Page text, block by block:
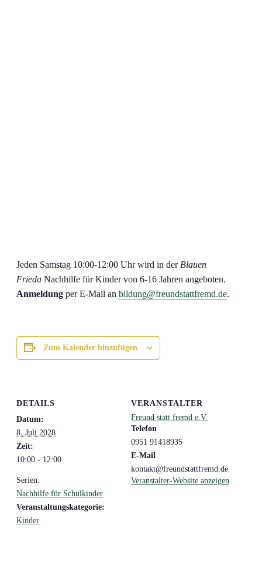
Jeden Samstag 10:00-12:00 Uhr wird in der Blauen
Frieda Nachhilfe für Kinder von 6-16 Jahren angeboten.
Anmeldung per E-Mail an bildung@freundstattfremd.de.
Zum Kalender hinzufügen
DETAILS
Datum:
8. Juli 2028
Zeit:
10:00 - 12:00
Serien:
Nachhilfe für Schulkinder
Veranstaltungskategorie:
Kinder
VERANSTALTER
Freund statt fremd e.V.
Telefon
0951 91418935
E-Mail
kontakt@freundstattfremd.de
Veranstalter-Website anzeigen